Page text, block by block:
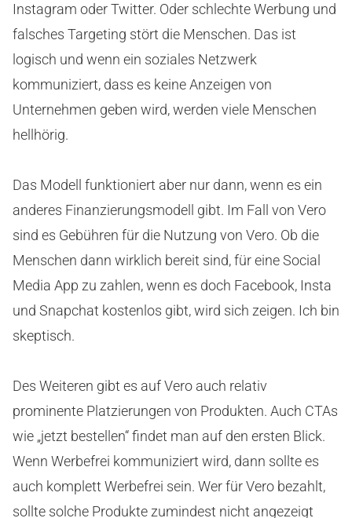
Instagram oder Twitter. Oder schlechte Werbung und
falsches Targeting stört die Menschen. Das ist
logisch und wenn ein soziales Netzwerk
kommuniziert, dass es keine Anzeigen von
Unternehmen geben wird, werden viele Menschen
hellhörig.
Das Modell funktioniert aber nur dann, wenn es ein
anderes Finanzierungsmodell gibt. Im Fall von Vero
sind es Gebühren für die Nutzung von Vero. Ob die
Menschen dann wirklich bereit sind, für eine Social
Media App zu zahlen, wenn es doch Facebook, Insta
und Snapchat kostenlos gibt, wird sich zeigen. Ich bin
skeptisch.
Des Weiteren gibt es auf Vero auch relativ
prominente Platzierungen von Produkten. Auch CTAs
wie „jetzt bestellen“ findet man auf den ersten Blick.
Wenn Werbefrei kommuniziert wird, dann sollte es
auch komplett Werbefrei sein. Wer für Vero bezahlt,
sollte solche Produkte zumindest nicht angezeigt